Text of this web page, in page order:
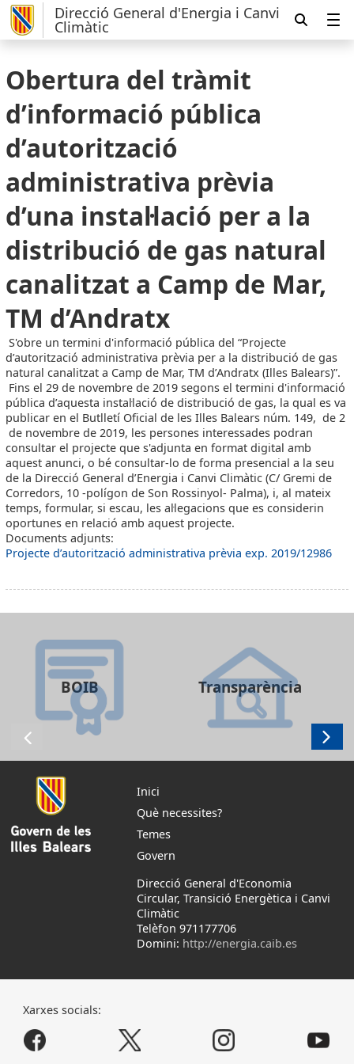
Direcció General d'Energia i Canvi
Climàtic
Obertura del tràmit
d’informació pública
d’autorització
administrativa prèvia
d’una instal·lació per a la
distribució de gas natural
canalitzat a Camp de Mar,
TM d’Andratx
S'obre un termini d'informació pública del “Projecte
d’autorització administrativa prèvia per a la distribució de gas
natural canalitzat a Camp de Mar, TM d’Andratx (Illes Balears)”.
Fins el 29 de novembre de 2019 segons el termini d'informació
pública d’aquesta instal·lació de distribució de gas, la qual es va
publicar en el Butlletí Oficial de les Illes Balears núm. 149, de 2
de novembre de 2019, les persones interessades podran
consultar el projecte que s'adjunta en format digital amb
aquest anunci, o bé consultar-lo de forma presencial a la seu
de la Direcció General d’Energia i Canvi Climàtic (C/ Gremi de
Corredors, 10 -polígon de Son Rossinyol- Palma), i, al mateix
temps, formular, si escau, les al·legacions que es considerin
oportunes en relació amb aquest projecte.
Documents adjunts:
Projecte d’autorització administrativa prèvia exp. 2019/12986
BOIB Transparència
Inici
Què necessites?
Temes
Govern
Direcció General d'Economia
Circular, Transició Energètica i Canvi
Climàtic
Telèfon 971177706
Domini: http://energia.caib.es
Xarxes socials: